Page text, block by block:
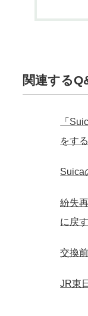
関連する
「
をす
Suica
紛失
に戻
交換
JR東